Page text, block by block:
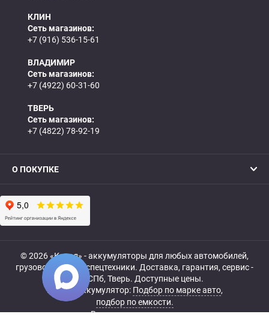
КЛИН
Сеть магазинов:
+7 (916) 536-15-61
ВЛАДИМИР
Сеть магазинов:
+7 (4922) 60-31-60
ТВЕРЬ
Сеть магазинов:
+7 (4822) 78-92-19
О ПОКУПКЕ
© 2026 «Катод» - аккумуляторы для любых автомобилей,
грузовой, мото- и спецтехники. Доставка, гарантия, сервис -
МСК, СПб, Тверь. Доступные цены.
Купить аккумулятор: Подбор по марке авто,
подбор по емкости.
Все права защищены.